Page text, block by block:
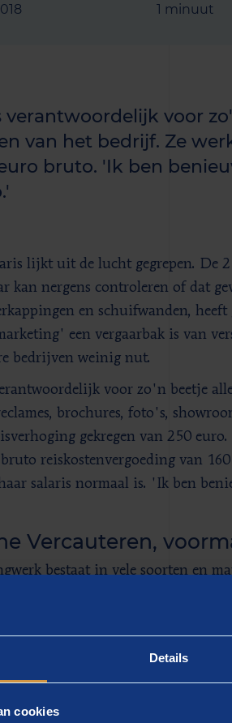
Details
cookies
1 minuut
verantwoordelijk voor
van het bedrijf. Ze
bruto. 'Ik ben
lijkt uit de lucht gegrepen. De
kan nergens controleren of dat
en schuifwanden, heeft
een vergaarbak is van
bedrijven weinig nut.
voor zo'n beetje
brochures, foto's,
gekregen van 250
reiskostenvergoeding van
salaris normaal is. 'Ik ben
Vercauteren,
bestaat in vele soorten en
verdiensten. Uit je
(soms tactisch) zijn. Als
heb jij een prima salaris.
vergelijk met
euro qua startsalaris.
werkzaamheden ben je druk met